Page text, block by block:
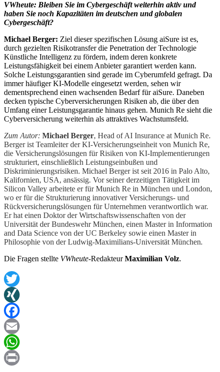
VWheute: Bleiben Sie im Cybergeschäft weiterhin aktiv und
haben Sie noch Kapazitäten im deutschen und globalen
Cybergeschäft?
Michael Berger: Ziel dieser spezifischen Lösung aiSure ist es,
durch gezielten Risikotransfer die Penetration der Technologie
Künstliche Intelligenz zu fördern, indem deren konkrete
Leistungsfähigkeit bei einem Anbieter garantiert werden kann.
Solche Leistungsgarantien sind gerade im Cyberumfeld gefragt. Da
immer häufiger KI-Modelle eingesetzt werden, sehen wir
dementsprechend einen wachsenden Bedarf für aiSure. Daneben
decken typische Cyberversicherungen Risiken ab, die über den
Umfang einer Leistungsgarantie hinaus gehen. Munich Re sieht die
Cyberversicherung weiterhin als attraktives Wachstumsfeld.
Zum Autor: Michael Berger, Head of AI Insurance at Munich Re.
Berger ist Teamleiter der KI-Versicherungseinheit von Munich Re,
die Versicherungslösungen für Risiken von KI-Implementierungen
strukturiert, einschließlich Leistungseinbußen und
Diskriminierungsrisiken. Michael Berger ist seit 2016 in Palo Alto,
Kalifornien, USA, ansässig. Vor seiner derzeitigen Tätigkeit im
Silicon Valley arbeitete er für Munich Re in München und London,
wo er für die Strukturierung innovativer Versicherungs- und
Rückversicherungslösungen für Unternehmen verantwortlich war.
Er hat einen Doktor der Wirtschaftswissenschaften von der
Universität der Bundeswehr München, einen Master in Information
and Data Science von der UC Berkeley sowie einen Master in
Philosophie von der Ludwig-Maximilians-Universität München.
Die Fragen stellte VWheute-RedakteurMaximilian Volz.
Twitter
XING
Facebook
Email
WhatsApp